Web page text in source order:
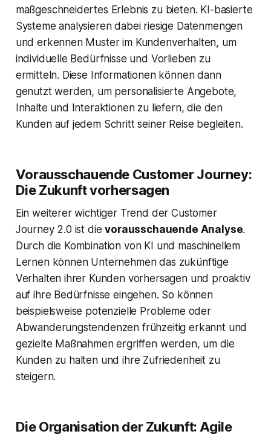
maßgeschneidertes Erlebnis zu bieten. KI-basierte
Systeme analysieren dabei riesige Datenmengen
und erkennen Muster im Kundenverhalten, um
individuelle Bedürfnisse und Vorlieben zu
ermitteln. Diese Informationen können dann
genutzt werden, um personalisierte Angebote,
Inhalte und Interaktionen zu liefern, die den
Kunden auf jedem Schritt seiner Reise begleiten.
Vorausschauende Customer Journey:
Die Zukunft vorhersagen
Ein weiterer wichtiger Trend der Customer
Journey 2.0 ist dievorausschauende Analyse.
Durch die Kombination von KI und maschinellem
Lernen können Unternehmen das zukünftige
Verhalten ihrer Kunden vorhersagen und proaktiv
auf ihre Bedürfnisse eingehen. So können
beispielsweise potenzielle Probleme oder
Abwanderungstendenzen frühzeitig erkannt und
gezielte Maßnahmen ergriffen werden, um die
Kunden zu halten und ihre Zufriedenheit zu
steigern.
Die Organisation der Zukunft: Agile